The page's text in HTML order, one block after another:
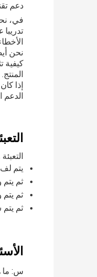
دعم
في،
نحن
كيفية
المنتج.
إذا
الدعم
يتم
ثم
ثم يتم
ثم
س: ما